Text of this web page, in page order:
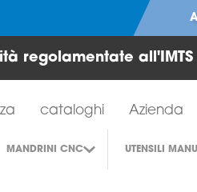
regolamentate all'IMTS
turbine ad aria
cataloghi Azienda
MANDRINI CNC UTENSILI